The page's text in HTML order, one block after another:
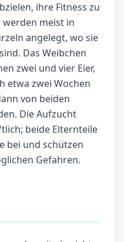
ihre Fitness zu
meist in
angelegt, wo sie
Das Weibchen
zwei und vier Eier,
etwa zwei Wochen
von beiden
Die Aufzucht
beide Elternteile
bei und schützen
Gefahren.